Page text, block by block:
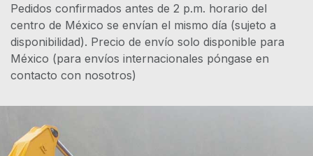
Pedidos confirmados antes de 2 p.m. horario del
centro de México se envían el mismo día (sujeto a
disponibilidad). Precio de envío solo disponible para
México (para envíos internacionales póngase en
contacto con nosotros)